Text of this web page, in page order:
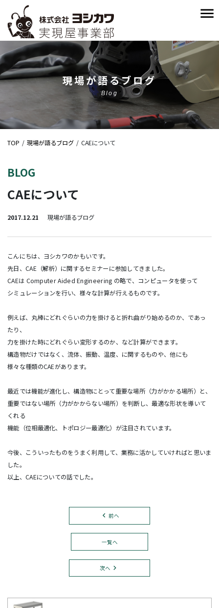
現場が語るブログ
Blog
TOP 現場が語るブログ CAEについて
BLOG
CAEについて
2017.12.21 現場が語るブログ
こんにちは、ヨシカワのかもいです。
先日、CAE（解析）に関するセミナーに参加してきました。
CAEは Computer Aided Engineering の略で、コンピュータを使って
シミュレーションを行い、様々な計算が行えるものです。
例えば、丸棒にどれぐらいの力を掛けると折れ曲がり始めるのか、であっ
たり、
力を掛けた時にどれぐらい変形するのか、など計算ができます。
構造物だけではなく、流体、振動、温度、に関するものや、他にも
様々な種類のCAEがあります。
最近では機能が進化し、構造物にとって重要な場所（力がかかる場所）と、
重要ではない場所（力がかからない場所）を判断し、最適な形状を導いて
くれる
機能（位相最適化、トポロジー最適化）が注目されています。
今後、こういったものをうまく利用して、業務に活かしていければと思いま
した。
以上、CAEについての話でした。
前へ
一覧へ
次へ